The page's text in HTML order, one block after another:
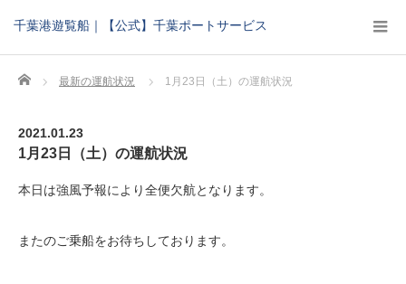
千葉港遊覧船｜【公式】千葉ポートサービス
Home 最新の運航状況 1月23日（土）の運航状況
2021.01.23
1月23日（土）の運航状況
本日は強風予報により全便欠航となります。
またのご乗船をお待ちしております。